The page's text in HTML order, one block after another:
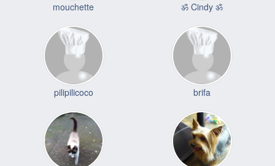
mouchette ॐ Cindy ॐ
pilipilicoco brifa